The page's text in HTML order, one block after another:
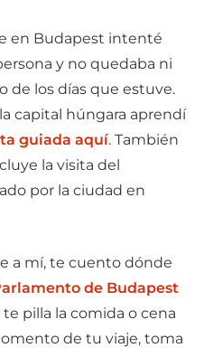
en Budapest intenté
y no quedaba ni
de los días que estuve.
capital húngara aprendí
guiada aquí. También
la visita del
por la ciudad en
a mí, te cuento dónde
de Budapest
te pilla la comida o cena
de tu viaje, toma